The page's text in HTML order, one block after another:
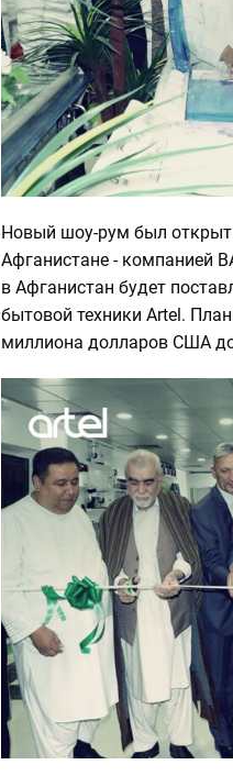
Новый шоу-рум был открыт
Афганистане - компанией
в Афганистан будет
бытовой техники Artel.
миллиона долларов США